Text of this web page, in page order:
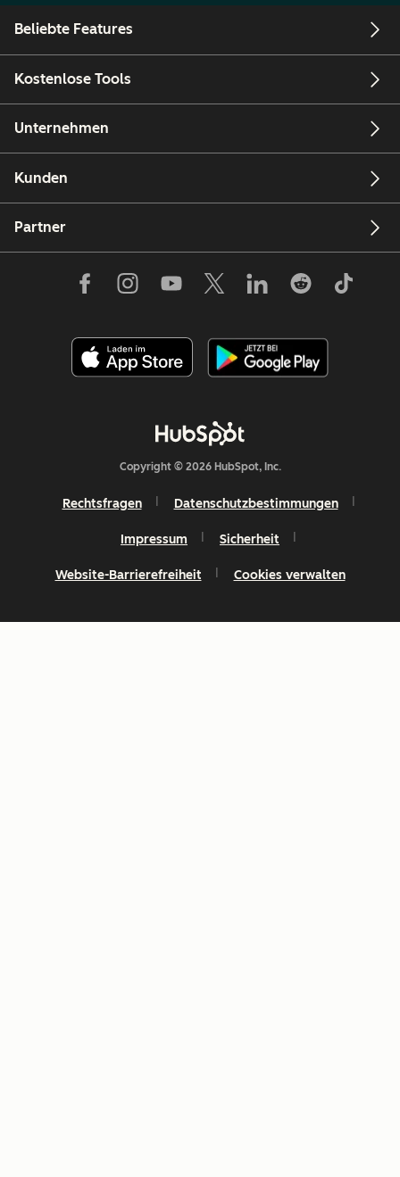
Beliebte Features
Kostenlose Tools
Unternehmen
Kunden
Partner
Copyright © 2026 HubSpot, Inc.
Rechtsfragen Datenschutzbestimmungen
Impressum Sicherheit
Website-Barrierefreiheit Cookies verwalten